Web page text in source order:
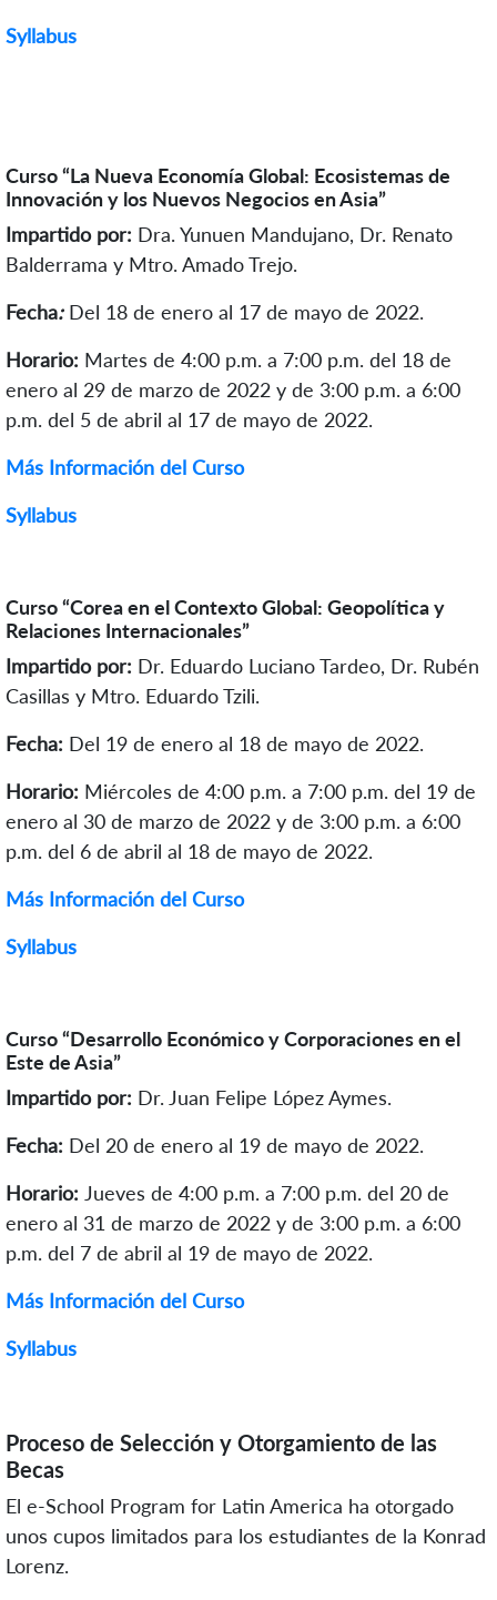
Syllabus
Curso “La Nueva Economía Global: Ecosistemas de
Innovación y los Nuevos Negocios en Asia”
Impartido por: Dra. Yunuen Mandujano, Dr. Renato
Balderrama y Mtro. Amado Trejo.
Fecha: Del 18 de enero al 17 de mayo de 2022.
Horario: Martes de 4:00 p.m. a 7:00 p.m. del 18 de
enero al 29 de marzo de 2022 y de 3:00 p.m. a 6:00
p.m. del 5 de abril al 17 de mayo de 2022.
Más Información del Curso
Syllabus
Curso “Corea en el Contexto Global: Geopolítica y
Relaciones Internacionales”
Impartido por: Dr. Eduardo Luciano Tardeo, Dr. Rubén
Casillas y Mtro. Eduardo Tzili.
Fecha: Del 19 de enero al 18 de mayo de 2022.
Horario: Miércoles de 4:00 p.m. a 7:00 p.m. del 19 de
enero al 30 de marzo de 2022 y de 3:00 p.m. a 6:00
p.m. del 6 de abril al 18 de mayo de 2022.
Más Información del Curso
Syllabus
Curso “Desarrollo Económico y Corporaciones en el
Este de Asia”
Impartido por: Dr. Juan Felipe López Aymes.
Fecha: Del 20 de enero al 19 de mayo de 2022.
Horario: Jueves de 4:00 p.m. a 7:00 p.m. del 20 de
enero al 31 de marzo de 2022 y de 3:00 p.m. a 6:00
p.m. del 7 de abril al 19 de mayo de 2022.
Más Información del Curso
Syllabus
Proceso de Selección y Otorgamiento de las
Becas
El e-School Program for Latin America ha otorgado
unos cupos limitados para los estudiantes de la Konrad
Lorenz.